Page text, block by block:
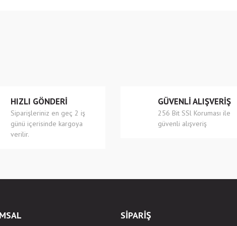
HIZLI GÖNDERİ
Siparişleriniz en geç 2 iş
günü içerisinde kargoya
verilir.
GÜVENLİ ALIŞVERİŞ
256 Bit SSl Koruması ile
güvenli alışveriş
SİPARİŞ